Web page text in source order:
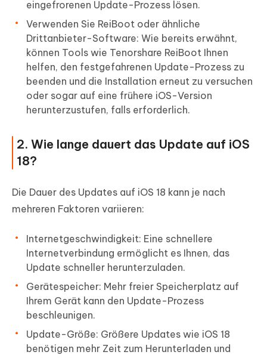
eingefrorenen Update-Prozess lösen.
Verwenden Sie ReiBoot oder ähnliche
Drittanbieter-Software: Wie bereits erwähnt,
können Tools wie Tenorshare ReiBoot Ihnen
helfen, den festgefahrenen Update-Prozess zu
beenden und die Installation erneut zu versuchen
oder sogar auf eine frühere iOS-Version
herunterzustufen, falls erforderlich.
2. Wie lange dauert das Update auf iOS
18?
Die Dauer des Updates auf iOS 18 kann je nach
mehreren Faktoren variieren:
Internetgeschwindigkeit: Eine schnellere
Internetverbindung ermöglicht es Ihnen, das
Update schneller herunterzuladen.
Gerätespeicher: Mehr freier Speicherplatz auf
Ihrem Gerät kann den Update-Prozess
beschleunigen.
Update-Größe: Größere Updates wie iOS 18
benötigen mehr Zeit zum Herunterladen und